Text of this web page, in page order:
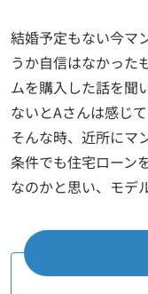
結婚予定もない今マ
うか自信はなかった
ムを購入した話を聞
ないとAさんは感じて
そんな時、近所にマ
条件でも住宅ローン
なのかと思い、モデ